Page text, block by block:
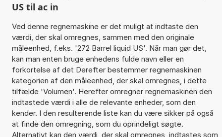
US til ac in
Ved denne regnemaskine er det muligt at indtaste den
værdi, der skal omregnes, sammen med den originale
måleenhed, f.eks. '272 Barrel liquid US'. Når man gør det,
kan man enten bruge enhedens fulde navn eller en
forkortelse af det Derefter bestemmer regnemaskinen
kategorien af den måleenhed, der skal omregnes, i dette
tilfælde 'Volumen'. Herefter omregner regnemaskinen den
indtastede værdi i alle de relevante enheder, som den
kender. I den resulterende liste kan du være sikker på også
at finde den omregning, som du oprindeligt søgte.
Alternativt kan den værdi, der skal omregnes, indtastes som